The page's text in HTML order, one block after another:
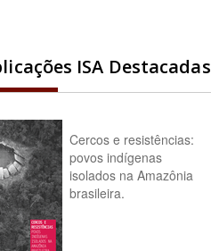
ISA Destacadas
Cercos e resistências:
povos indígenas
isolados na Amazônia
brasileira.